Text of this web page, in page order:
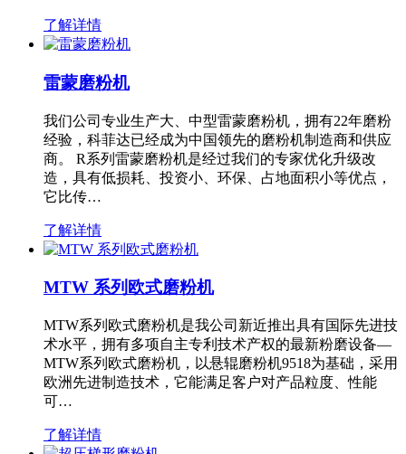
了解详情
雷蒙磨粉机
我们公司专业生产大、中型雷蒙磨粉机，拥有22年磨粉
经验，科菲达已经成为中国领先的磨粉机制造商和供应
商。 R系列雷蒙磨粉机是经过我们的专家优化升级改
造，具有低损耗、投资小、环保、占地面积小等优点，
它比传…
了解详情
MTW 系列欧式磨粉机
MTW系列欧式磨粉机是我公司新近推出具有国际先进技
术水平，拥有多项自主专利技术产权的最新粉磨设备—
MTW系列欧式磨粉机，以悬辊磨粉机9518为基础，采用
欧洲先进制造技术，它能满足客户对产品粒度、性能
可…
了解详情